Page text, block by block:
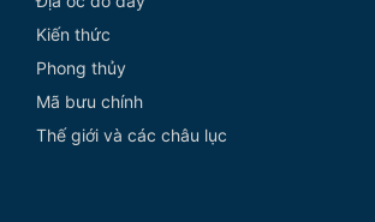
Kiến thức
Phong thủy
Mã bưu chính
Thế giới và các châu lục